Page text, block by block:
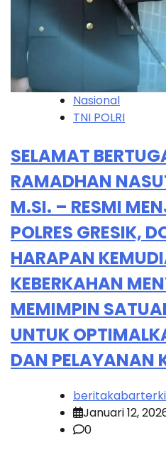
Nasional
TNI POLRI
SELAMAT
RAMADHAN
M.SI. – RESMI
POLRES GRESIK,
HARAPAN
KEBERKAHAN
MEMIMPIN
UNTUK
DAN PELAYANAN
Januari 12,
0